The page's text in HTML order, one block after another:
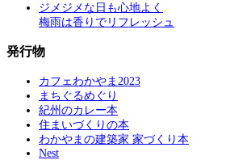
ジメジメな日も心地よく
梅雨は香りでリフレッシュ
発行物
カフェわかやま2023
まちぐるめぐり
紀州のカレー本
住まいづくりの本
わかやまの建築家 家づくり本
Nest